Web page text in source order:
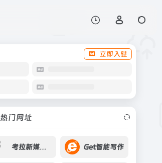
立即入驻
热门网址
考拉新媒体助手 Get智能写作